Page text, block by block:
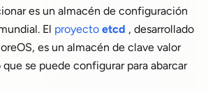
es un almacén de configuración
El proyecto etcd , desarrollado
es un almacén de clave valor
se puede configurar para abarcar